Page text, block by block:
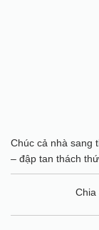
Chúc cả nhà sang
– đập tan thách
Chia